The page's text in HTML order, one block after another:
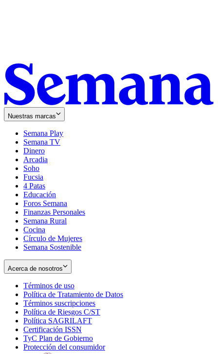
Nuestras marcas
Semana Play
Semana TV
Dinero
Arcadia
Soho
in
new
window
Fucsia
in
new
window
4 Patas
Educación
Foros Semana
Finanzas Personales
Semana Rural
Cocina
Círculo de Mujeres
Semana Sostenible
Acerca de nosotros
Términos de uso
in
new
window
Política de Tratamiento de Datos
Términos suscripciones
in
Política de Riesgos C/ST
Política SAGRILAFT
new
window
Certificación ISSN
in
new
TyC Plan de Gobierno
in
Protección del consumidorOpens